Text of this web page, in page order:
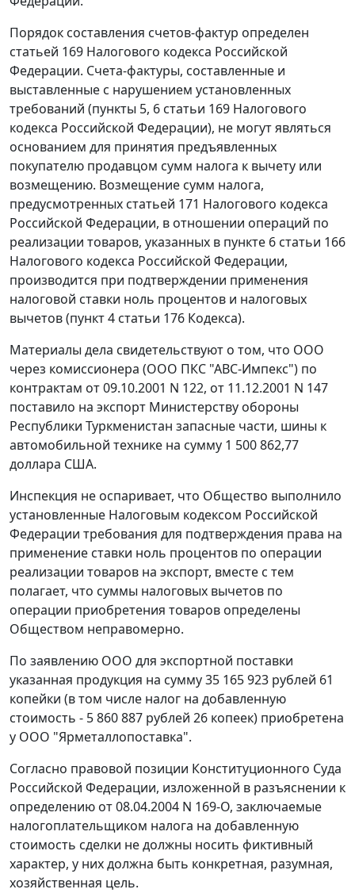
Порядок составления счетов-фактур определен
статьей 169 Налогового кодекса Российской
Федерации. Счета-фактуры, составленные и
выставленные с нарушением установленных
требований (пункты 5, 6 статьи 169 Налогового
кодекса Российской Федерации), не могут являться
основанием для принятия предъявленных
покупателю продавцом сумм налога к вычету или
возмещению. Возмещение сумм налога,
предусмотренных статьей 171 Налогового кодекса
Российской Федерации, в отношении операций по
реализации товаров, указанных в пункте 6 статьи 166
Налогового кодекса Российской Федерации,
производится при подтверждении применения
налоговой ставки ноль процентов и налоговых
вычетов (пункт 4 статьи 176 Кодекса).
Материалы дела свидетельствуют о том, что ООО
через комиссионера (ООО ПКС "АВС-Импекс") по
контрактам от 09.10.2001 N 122, от 11.12.2001 N 147
поставило на экспорт Министерству обороны
Республики Туркменистан запасные части, шины к
автомобильной технике на сумму 1 500 862,77
доллара США.
Инспекция не оспаривает, что Общество выполнило
установленные Налоговым кодексом Российской
Федерации требования для подтверждения права на
применение ставки ноль процентов по операции
реализации товаров на экспорт, вместе с тем
полагает, что суммы налоговых вычетов по
операции приобретения товаров определены
Обществом неправомерно.
По заявлению ООО для экспортной поставки
указанная продукция на сумму 35 165 923 рублей 61
копейки (в том числе налог на добавленную
стоимость - 5 860 887 рублей 26 копеек) приобретена
у ООО "Ярметаллопоставка".
Согласно правовой позиции Конституционного Суда
Российской Федерации, изложенной в разъяснении к
определению от 08.04.2004 N 169-О, заключаемые
налогоплательщиком налога на добавленную
стоимость сделки не должны носить фиктивный
характер, у них должна быть конкретная, разумная,
хозяйственная цель.